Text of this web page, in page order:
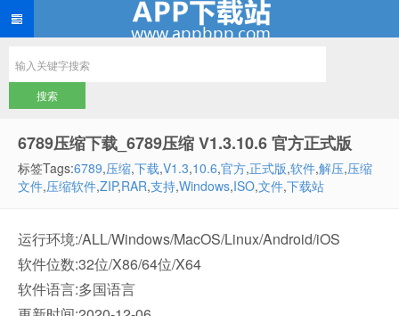
6789压缩下载_6789压缩 V1.3.10.6 官方正式版
标签Tags:6789,压缩,下载,V1.3,10.6,官方,正式版,软件,解压,压缩
文件,压缩软件,ZIP,RAR,支持,Windows,ISO,文件,下载站
运行环境:/ALL/Windows/MacOS/Linux/Android/iOS
软件位数:32位/X86/64位/X64
软件语言:多国语言